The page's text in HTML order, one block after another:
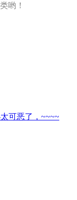
哟！
可恶了，~~~~